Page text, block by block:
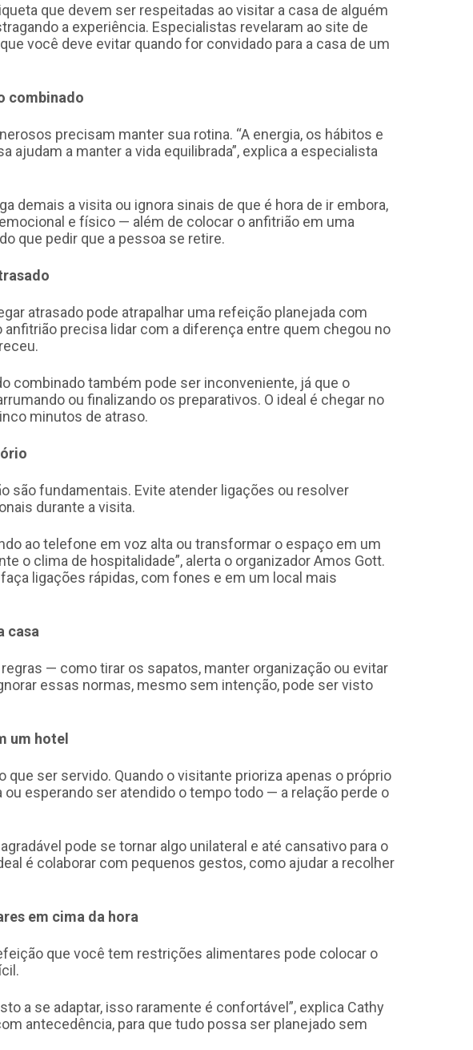
que devem ser respeitadas ao visitar a casa de alguém
a experiência. Especialistas revelaram ao site de
você deve evitar quando for convidado para a casa de um
combinado
precisam manter sua rotina. “A energia, os hábitos e
ajudam a manter a vida equilibrada”, explica a especialista
demais a visita ou ignora sinais de que é hora de ir embora,
e físico — além de colocar o anfitrião em uma
que pedir que a pessoa se retire.
atrasado pode atrapalhar uma refeição planejada com
precisa lidar com a diferença entre quem chegou no
combinado também pode ser inconveniente, já que o
ou finalizando os preparativos. O ideal é chegar no
minutos de atraso.
são fundamentais. Evite atender ligações ou resolver
durante a visita.
ao telefone em voz alta ou transformar o espaço em um
o clima de hospitalidade”, alerta o organizador Amos Gott.
ligações rápidas, com fones e em um local mais
casa
— como tirar os sapatos, manter organização ou evitar
essas normas, mesmo sem intenção, pode ser visto
um hotel
que ser servido. Quando o visitante prioriza apenas o próprio
esperando ser atendido o tempo todo — a relação perde o
pode se tornar algo unilateral e até cansativo para o
é colaborar com pequenos gestos, como ajudar a recolher
em cima da hora
que você tem restrições alimentares pode colocar o
a se adaptar, isso raramente é confortável”, explica Cathy
antecedência, para que tudo possa ser planejado sem